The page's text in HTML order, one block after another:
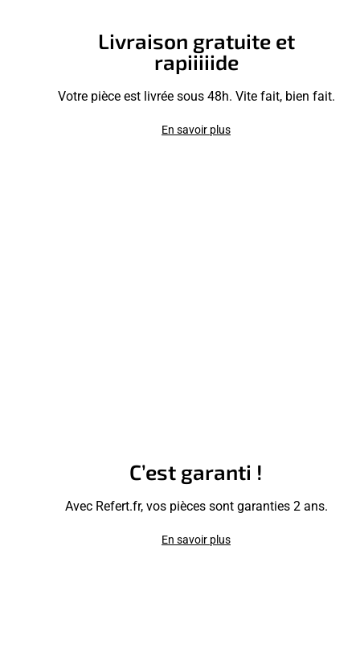
Livraison gratuite et
rapiiiiide
Votre pièce est livrée sous 48h. Vite fait, bien fait.
En savoir plus
C’est garanti !
Avec Refert.fr, vos pièces sont garanties 2 ans.
En savoir plus